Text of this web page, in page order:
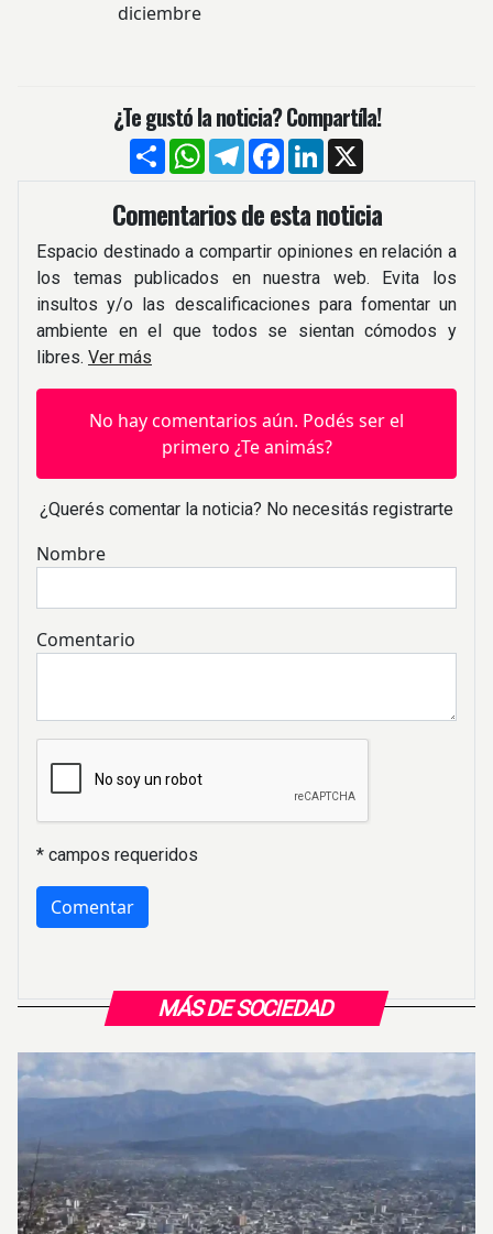
MÁS DE SOCIEDAD
diciembre
¿Te gustó la noticia? Compartíla!
CompartirWhatsApp
TelegramFacebook
LinkedIn
Comentarios de esta noticia
Espacio destinado a compartir opiniones en relación a
los temas publicados en nuestra web. Evita los
insultos y/o las descalificaciones para fomentar un
ambiente en el que todos se sientan cómodos y
libres. Ver más
No hay comentarios aún. Podés ser el
primero ¿Te animás?
¿Querés comentar la noticia? No necesitás registrarte
Nombre
Comentario
* campos requeridos